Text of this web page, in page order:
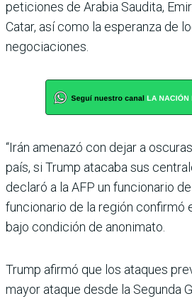
peticiones de Arabia Saudita,
Catar, así como la esperanza de
negociacio­nes.
“Irán amenazó con dejar a
país, si Trump atacaba sus
declaró a la AFP un funcionario
funcionario de la región confirmó
bajo condición de anonimato.
Trump afirmó que los ata­ques
mayor ataque desde la Segunda